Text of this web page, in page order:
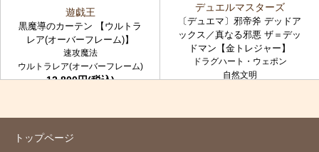
遊戯王
黒魔導のカーテン 【ウルトラ
レア(オーバーフレーム)】
速攻魔法
ウルトラレア(オーバーフレーム)
12,800円(税込)
デュエルマスターズ
〔デュエマ〕邪帝斧 デッドア
ックス／真なる邪悪 ザ＝デッ
ドマン【金トレジャー】
ドラグハート・ウェポン
自然文明
トップページ